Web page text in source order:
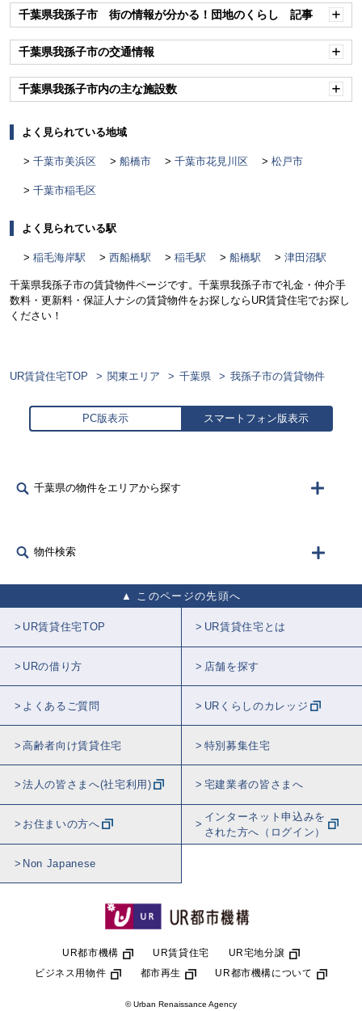
千葉県我孫子市 街の情報が分かる！団地のくらし 記事
千葉県我孫子市の交通情報
千葉県我孫子市内の主な施設数
よく見られている地域
千葉市美浜区 船橋市 千葉市花見川区 松戸市
千葉市稲毛区
よく見られている駅
稲毛海岸駅 西船橋駅 稲毛駅 船橋駅 津田沼駅
千葉県我孫子市の賃貸物件ページです。千葉県我孫子市で礼金・仲介手
数料・更新料・保証人ナシの賃貸物件をお探しならUR賃貸住宅でお探し
ください！
UR賃貸住宅TOP 関東エリア 千葉県 我孫子市の賃貸物件
PC版表示 スマートフォン版表示
千葉県の物件をエリアから探す
物件検索
このページの先頭へ
UR賃貸住宅TOP UR賃貸住宅とは
URの借り方 店舗を探す
よくあるご質問 URくらしのカレッジ
高齢者向け賃貸住宅 特別募集住宅
法人の皆さまへ(社宅利用) 宅建業者の皆さまへ
お住まいの方へ
インターネット申込みを
された方へ（ログイン）
Non Japanese
UR都市機構 UR賃貸住宅
UR宅地分譲
ビジネス用物件
都市再生 UR都市機構について
© Urban Renaissance Agency